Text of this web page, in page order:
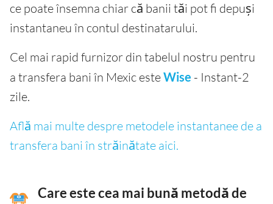
ce poate însemna chiar că banii tăi pot fi depuși
instantaneu în contul destinatarului.
Cel mai rapid furnizor din tabelul nostru pentru
a transfera bani în Mexic esteWise - Instant-2
zile.
Află mai multe despre metodele instantanee de a
transfera bani în străinătate aici.
Care este cea mai bună metodă de